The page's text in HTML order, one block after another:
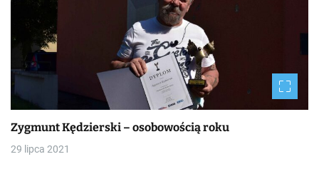
Zygmunt Kędzierski – osobowością roku
29 lipca 2021